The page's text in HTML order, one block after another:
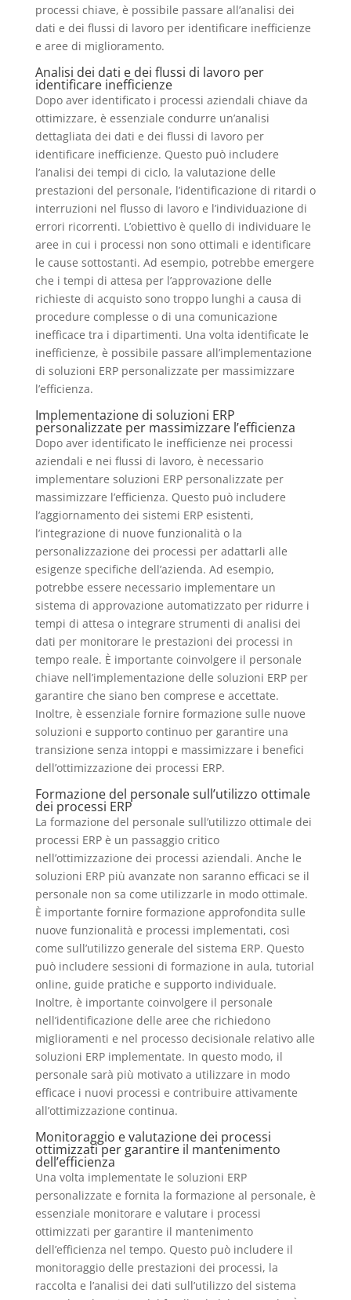
processi chiave, è possibile passare all’analisi dei
dati e dei flussi di lavoro per identificare inefficienze
e aree di miglioramento.
Analisi dei dati e dei flussi di lavoro per
identificare inefficienze
Dopo aver identificato i processi aziendali chiave da
ottimizzare, è essenziale condurre un’analisi
dettagliata dei dati e dei flussi di lavoro per
identificare inefficienze. Questo può includere
l’analisi dei tempi di ciclo, la valutazione delle
prestazioni del personale, l’identificazione di ritardi o
interruzioni nel flusso di lavoro e l’individuazione di
errori ricorrenti. L’obiettivo è quello di individuare le
aree in cui i processi non sono ottimali e identificare
le cause sottostanti. Ad esempio, potrebbe emergere
che i tempi di attesa per l’approvazione delle
richieste di acquisto sono troppo lunghi a causa di
procedure complesse o di una comunicazione
inefficace tra i dipartimenti. Una volta identificate le
inefficienze, è possibile passare all’implementazione
di soluzioni ERP personalizzate per massimizzare
l’efficienza.
Implementazione di soluzioni ERP
personalizzate per massimizzare l’efficienza
Dopo aver identificato le inefficienze nei processi
aziendali e nei flussi di lavoro, è necessario
implementare soluzioni ERP personalizzate per
massimizzare l’efficienza. Questo può includere
l’aggiornamento dei sistemi ERP esistenti,
l’integrazione di nuove funzionalità o la
personalizzazione dei processi per adattarli alle
esigenze specifiche dell’azienda. Ad esempio,
potrebbe essere necessario implementare un
sistema di approvazione automatizzato per ridurre i
tempi di attesa o integrare strumenti di analisi dei
dati per monitorare le prestazioni dei processi in
tempo reale. È importante coinvolgere il personale
chiave nell’implementazione delle soluzioni ERP per
garantire che siano ben comprese e accettate.
Inoltre, è essenziale fornire formazione sulle nuove
soluzioni e supporto continuo per garantire una
transizione senza intoppi e massimizzare i benefici
dell’ottimizzazione dei processi ERP.
Formazione del personale sull’utilizzo ottimale
dei processi ERP
La formazione del personale sull’utilizzo ottimale dei
processi ERP è un passaggio critico
nell’ottimizzazione dei processi aziendali. Anche le
soluzioni ERP più avanzate non saranno efficaci se il
personale non sa come utilizzarle in modo ottimale.
È importante fornire formazione approfondita sulle
nuove funzionalità e processi implementati, così
come sull’utilizzo generale del sistema ERP. Questo
può includere sessioni di formazione in aula, tutorial
online, guide pratiche e supporto individuale.
Inoltre, è importante coinvolgere il personale
nell’identificazione delle aree che richiedono
miglioramenti e nel processo decisionale relativo alle
soluzioni ERP implementate. In questo modo, il
personale sarà più motivato a utilizzare in modo
efficace i nuovi processi e contribuire attivamente
all’ottimizzazione continua.
Monitoraggio e valutazione dei processi
ottimizzati per garantire il mantenimento
dell’efficienza
Una volta implementate le soluzioni ERP
personalizzate e fornita la formazione al personale, è
essenziale monitorare e valutare i processi
ottimizzati per garantire il mantenimento
dell’efficienza nel tempo. Questo può includere il
monitoraggio delle prestazioni dei processi, la
raccolta e l’analisi dei dati sull’utilizzo del sistema